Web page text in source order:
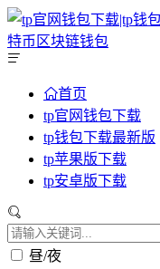
首页
tp官网钱包下载
tp钱包下载最新版
tp苹果版下载
tp安卓版下载
昼/夜